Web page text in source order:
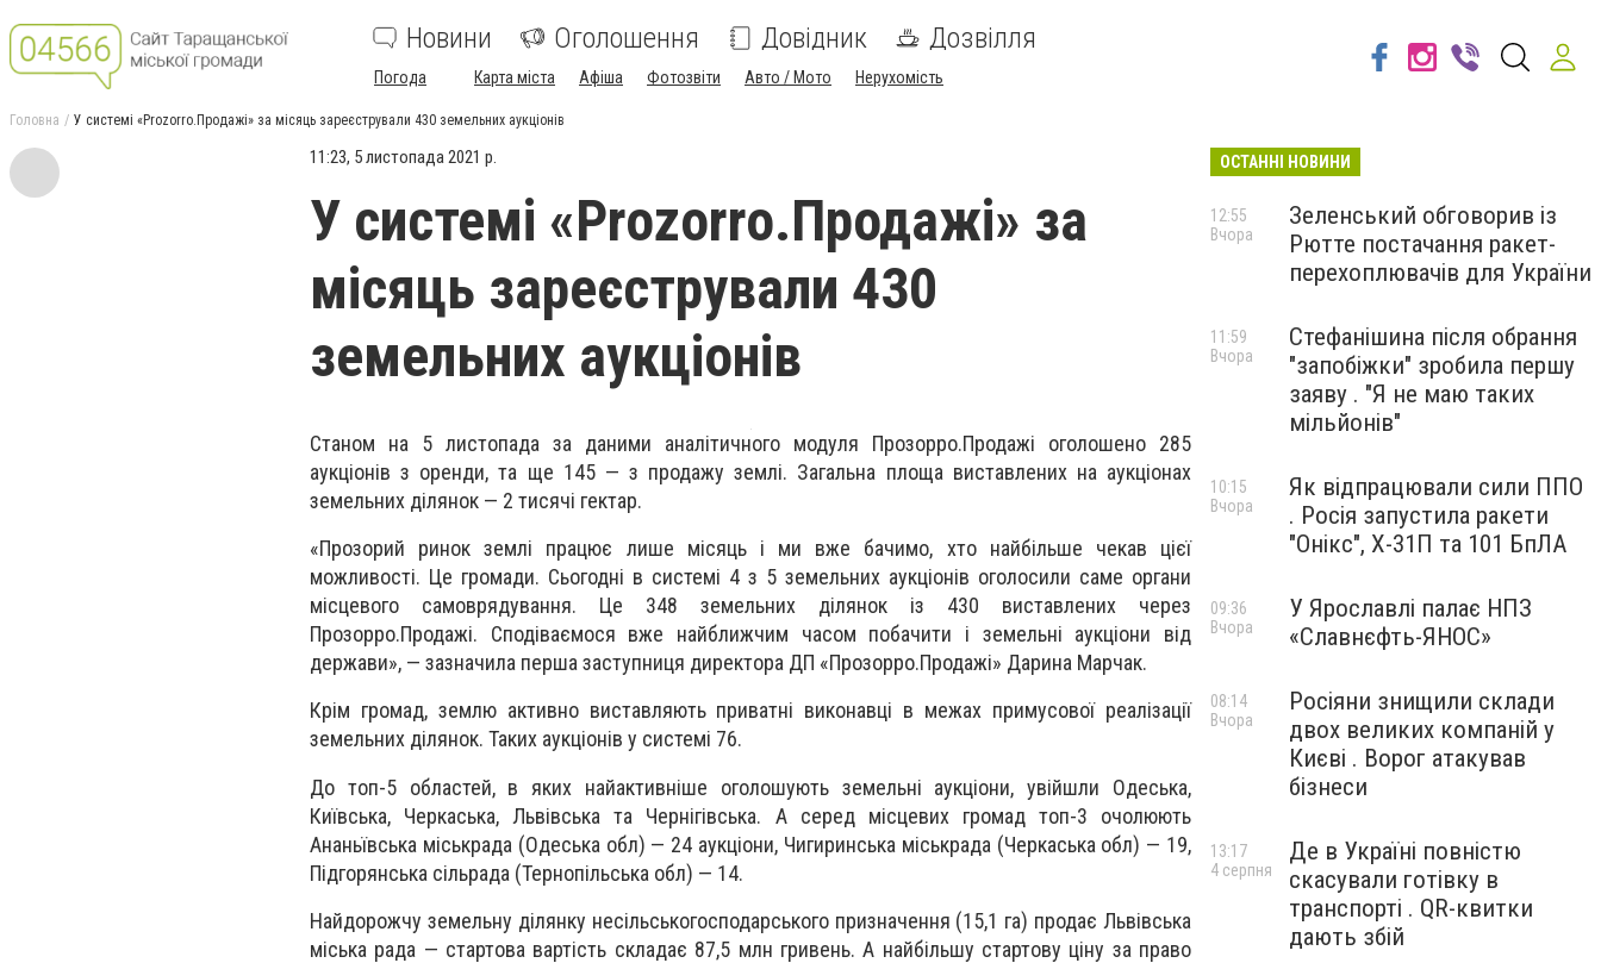
Новини Оголошення Довідник Дозвілля
Погода Карта міста Афіша Фотозвіти Авто / Мото Нерухомість
Головна У системі «Prozorro.Продажі» за місяць зареєстрували 430 земельних аукціонів
11:23, 5 листопада 2021 р.
У системі «Prozorro.Продажі» за
місяць зареєстрували 430
земельних аукціонів
Станом на 5 листопада за даними аналітичного модуля Прозорро.Продажі оголошено 285
аукціонів з оренди, та ще 145 — з продажу землі. Загальна площа виставлених на аукціонах
земельних ділянок — 2 тисячі гектар.
«Прозорий ринок землі працює лише місяць і ми вже бачимо, хто найбільше чекав цієї
можливості. Це громади. Сьогодні в системі 4 з 5 земельних аукціонів оголосили саме органи
місцевого самоврядування. Це 348 земельних ділянок із 430 виставлених через
Прозорро.Продажі. Сподіваємося вже найближчим часом побачити і земельні аукціони від
держави», — зазначила перша заступниця директора ДП «Прозорро.Продажі» Дарина Марчак.
Крім громад, землю активно виставляють приватні виконавці в межах примусової реалізації
земельних ділянок. Таких аукціонів у системі 76.
До топ-5 областей, в яких найактивніше оголошують земельні аукціони, увійшли Одеська,
Київська, Черкаська, Львівська та Чернігівська. А серед місцевих громад топ-3 очолюють
Ананьївська міськрада (Одеська обл) — 24 аукціони, Чигиринська міськрада (Черкаська обл) — 19,
Підгорянська сільрада (Тернопільська обл) — 14.
Найдорожчу земельну ділянку несільськогосподарського призначення (15,1 га) продає Львівська
міська рада — стартова вартість складає 87,5 млн гривень. А найбільшу стартову ціну за право
ОСТАННІ НОВИНИ
Зеленський обговорив із
Рютте постачання ракет-
перехоплювачів для України
12:55
Вчора
Стефанішина після обрання
"запобіжки" зробила першу
заяву . "Я не маю таких
мільйонів"
11:59
Вчора
Як відпрацювали сили ППО
. Росія запустила ракети
"Онікс", Х-31П та 101 БпЛА
10:15
Вчора
У Ярославлі палає НПЗ
«Славнєфть-ЯНОС»
09:36
Вчора
Росіяни знищили склади
двох великих компаній у
Києві . Ворог атакував
бізнеси
08:14
Вчора
Де в Україні повністю
скасували готівку в
транспорті . QR-квитки
дають збій
13:17
4 серпня